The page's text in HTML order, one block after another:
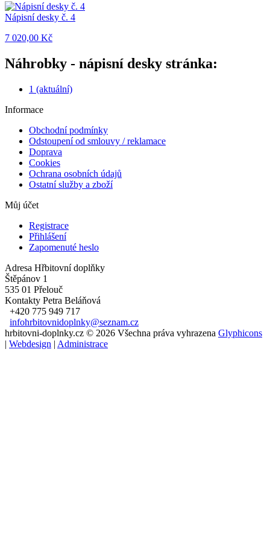
Nápisní desky č. 4
7 020,00 Kč
Náhrobky - nápisní desky stránka:
1 (aktuální)
Informace
Obchodní podmínky
Odstoupení od smlouvy / reklamace
Doprava
Cookies
Ochrana osobních údajů
Ostatní služby a zboží
Můj účet
Registrace
Přihlášení
Zapomenuté heslo
Adresa Hřbitovní doplňky
Štěpánov 1
535 01 Přelouč
Kontakty Petra Beláňová
+420 775 949 717
infohrbitovnidoplnky@seznam.cz
hrbitovni-doplnky.cz © 2026 Všechna práva vyhrazena Glyphicons
| Webdesign | Administrace